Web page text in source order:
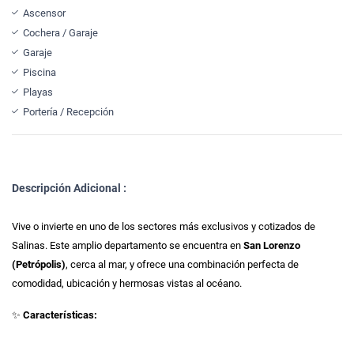
Ascensor
Cochera / Garaje
Garaje
Piscina
Playas
Portería / Recepción
Descripción Adicional :
Vive o invierte en uno de los sectores más exclusivos y cotizados de
Salinas. Este amplio departamento se encuentra en San Lorenzo
(Petrópolis), cerca al mar, y ofrece una combinación perfecta de
comodidad, ubicación y hermosas vistas al océano.
✨ Características: